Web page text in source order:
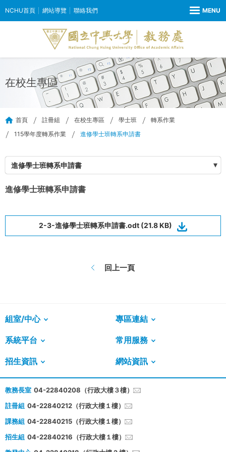
NCHU首頁 網站導覽 聯絡我們
在校生專區
首頁 註冊組 在校生專區 學士班
轉系作業
115學年度轉系作業
進修學士班轉系申請書
進修學士班轉系申請書
進修學士班轉系申請書
2-3-進修學士班轉系申請書.odt (21.8 KB)
回上一頁
組室/中心 專區連結
系統平台 常用服務
招生資訊 網站資訊
教務長室 04-22840208（行政大樓３樓）
註冊組 04-22840212（行政大樓１樓）
課務組 04-22840215（行政大樓１樓）
招生組 04-22840216（行政大樓１樓）